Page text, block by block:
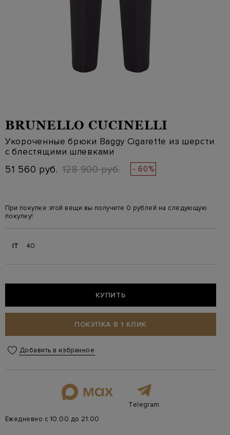
BRUNELLO CUCINELLI
Укороченные брюки Baggy Cigarette из шерсти
с блестящими шлевками
51 560 руб. 128 900 руб. - 60%
При покупке этой вещи вы получите 0 рублей на следующую
покупку!
IT 40
КУПИТЬ
ПОКУПКА В 1 КЛИК
Добавить в избранное
Telegram
Ежедневно с 10:00 до 21:00